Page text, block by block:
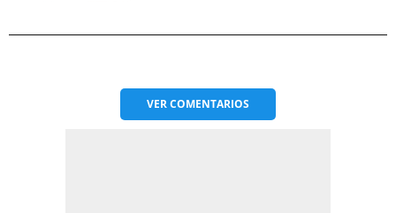
VERCOMENTARIOS